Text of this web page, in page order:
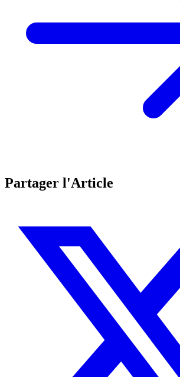
Partager l'Article